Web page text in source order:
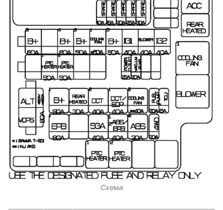
Схема